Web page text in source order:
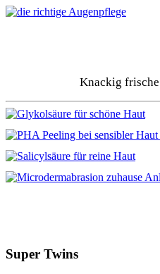
Knackig
Super Twins